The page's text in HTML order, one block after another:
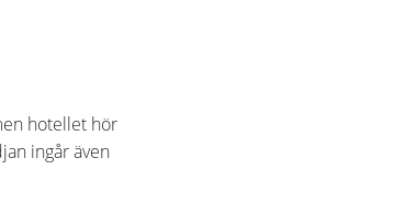
hotellet hör
ingår även